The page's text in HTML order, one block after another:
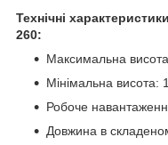
Технічні
260:
Максимальна
Мінімальна висота:
Робоче
Довжина в